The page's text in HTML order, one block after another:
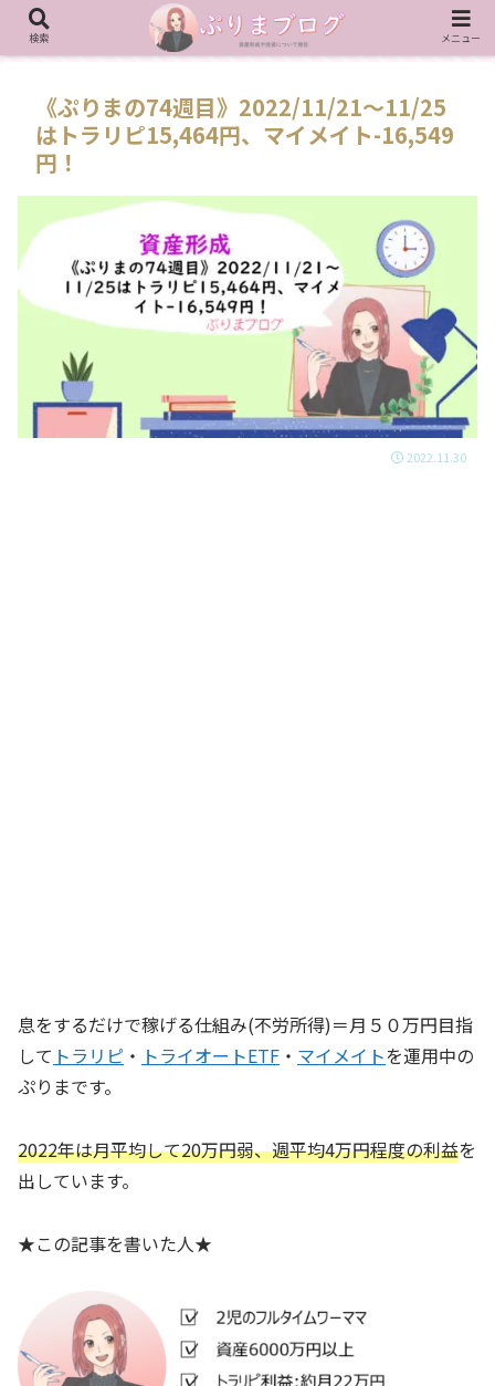
《ぷりまの74週目》2022/11/21～11/25
はトラリピ15,464円、マイメイト-16,549
円！
2022.11.30
息をするだけで稼げる仕組み(不労所得)＝月５０万円目指
して トラリピ ・ トライオートETF ・ マイメイトを運用中の
ぷりまです。
2022年は月平均して20万円弱、週平均4万円程度の利益を
出しています。
★この記事を書いた人★
検索 メニュー